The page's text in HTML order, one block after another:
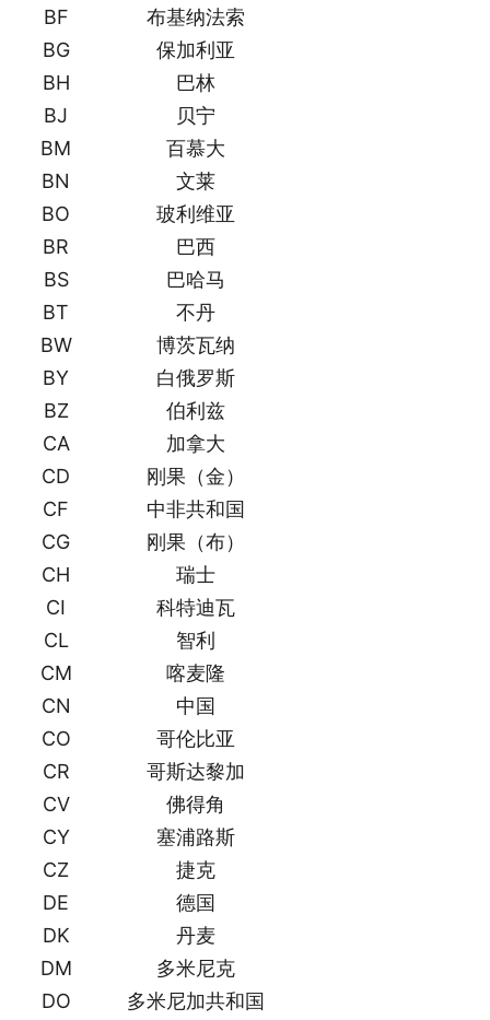
BF
布基纳法索
BG
保加利亚
BH
巴林
BJ
贝宁
BM
百慕大
BN
文莱
BO
玻利维亚
BR
巴西
BS
巴哈马
BT
不丹
BW
博茨瓦纳
BY
白俄罗斯
BZ
伯利兹
CA
加拿大
CD
刚果（金）
CF
中非共和国
CG
刚果（布）
CH
瑞士
CI
科特迪瓦
CL
智利
CM
喀麦隆
CN
中国
CO
哥伦比亚
CR
哥斯达黎加
CV
佛得角
CY
塞浦路斯
CZ
捷克
DE
德国
DK
丹麦
DM
多米尼克
DO
多米尼加共和国